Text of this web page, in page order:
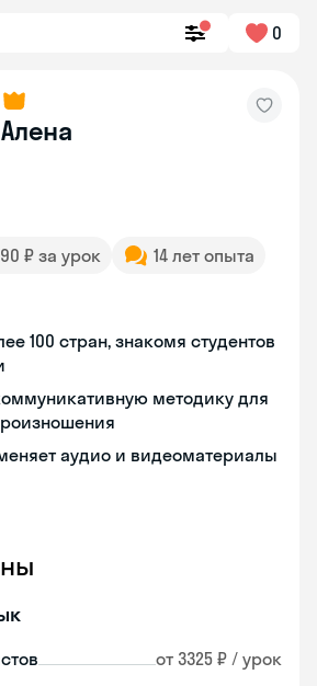
0
Алена
₽ за урок
14 лет опыта
100 стран, знакомя студентов
методику для
аудио и видеоматериалы
от 3325 ₽ / урок